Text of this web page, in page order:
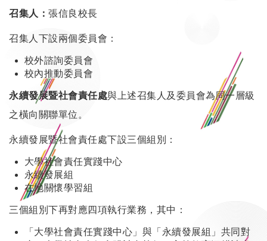
召集人： 張信良校長
召集人下設兩個委員會：
校外諮詢委員會
校內推動委員會
永續發展暨社會責任處與上述召集人及委員會為同一層級
之橫向關聯單位。
永續發展暨社會責任處下設三個組別：
大學社會責任實踐中心
永續發展組
在地關懷學習組
三個組別下再對應四項執行業務，其中：
「大學社會責任實踐中心」與「永續發展組」共同對